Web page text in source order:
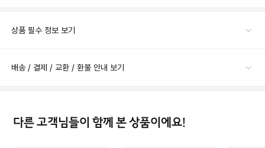
상품 필수 정보 보기
배송 / 결제 / 교환 / 환불 안내 보기
다른 고객님들이 함께 본 상품이에요!